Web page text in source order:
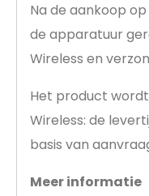
Na de aankoop
de apparatuur
Wireless en
Het product
Wireless: de
basis van
Meer informatie